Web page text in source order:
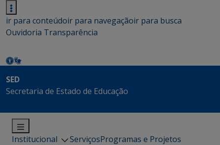
ir para conteúdoir para navegaçãoir para busca
Ouvidoria Transparência
SED
Secretaria de Estado de Educação
Institucional ServiçosProgramas e Projetos